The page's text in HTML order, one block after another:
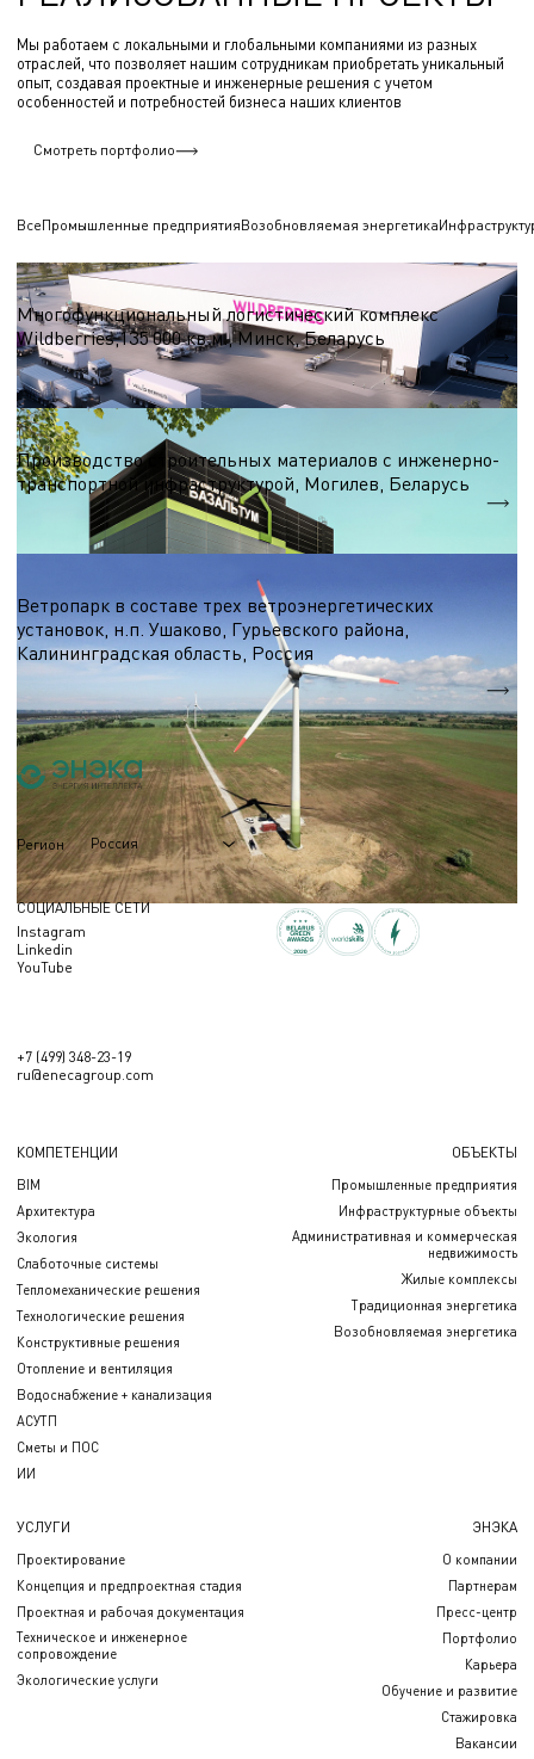
Мы работаем с локальными и глобальными компаниями из разных
отраслей, что позволяет нашим сотрудникам приобретать уникальный
опыт, создавая проектные и инженерные решения с учетом
особенностей и потребностей бизнеса наших клиентов
Смотреть портфолио
ВсеПромышленные предприятияВозобновляемая энергетика
Логистические центры и склады
Многофункциональный логистический комплекс
Wildberries,135 000 кв.м., Минск, Беларусь
S = 135 000 кв.м.
Строительные материалы
Производство строительных материалов с инженерно-
транспортной инфраструктурой, Могилев, Беларусь
S = 7 000 м.кв.
Ветропарк в составе трех ветроэнергетических
установок, н.п. Ушаково, Гурьевского района,
Калининградская область, Россия
Регион Россия
СОЦИАЛЬНЫЕ СЕТИ
Instagram
Linkedin
YouTube
+7 (499) 348-23-19
ru@enecagroup.com
КОМПЕТЕНЦИИ
BIM
Архитектура
Экология
Слаботочные системы
Тепломеханические решения
Технологические решения
Конструктивные решения
Отопление и вентиляция
Водоснабжение + канализация
АСУТП
Сметы и ПОС
ИИ
ОБЪЕКТЫ
Промышленные предприятия
Инфраструктурные объекты
Административная и коммерческая
недвижимость
Жилые комплексы
Традиционная энергетика
Возобновляемая энергетика
УСЛУГИ
Проектирование
Концепция и предпроектная стадия
Проектная и рабочая документация
Техническое и инженерное
сопровождение
Экологические услуги
ЭНЭКА
О компании
Партнерам
Пресс-центр
Портфолио
Карьера
Обучение и развитие
Стажировка
Вакансии